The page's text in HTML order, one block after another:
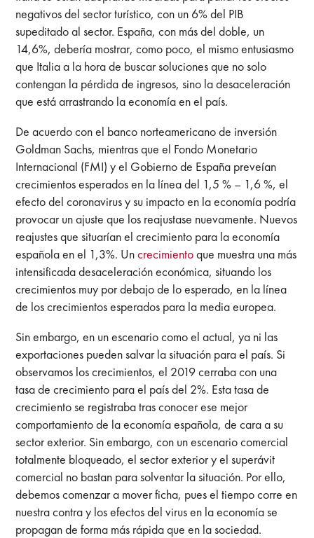
negativos del sector turístico, con un 6% del PIB
supeditado al sector. España, con más del doble, un
14,6%, debería mostrar, como poco, el mismo entusiasmo
que Italia a la hora de buscar soluciones que no solo
contengan la pérdida de ingresos, sino la desaceleración
que está arrastrando la economía en el país.
De acuerdo con el banco norteamericano de inversión
Goldman Sachs, mientras que el Fondo Monetario
Internacional (FMI) y el Gobierno de España preveían
crecimientos esperados en la línea del 1,5 % – 1,6 %, el
efecto del coronavirus y su impacto en la economía podría
provocar un ajuste que los reajustase nuevamente. Nuevos
reajustes que situarían el crecimiento para la economía
española en el 1,3%. Uncrecimientoque muestra una más
intensificada desaceleración económica, situando los
crecimientos muy por debajo de lo esperado, en la línea
de los crecimientos esperados para la media europea.
Sin embargo, en un escenario como el actual, ya ni las
exportaciones pueden salvar la situación para el país. Si
observamos los crecimientos, el 2019 cerraba con una
tasa de crecimiento para el país del 2%. Esta tasa de
crecimiento se registraba tras conocer ese mejor
comportamiento de la economía española, de cara a su
sector exterior. Sin embargo, con un escenario comercial
totalmente bloqueado, el sector exterior y el superávit
comercial no bastan para solventar la situación. Por ello,
debemos comenzar a mover ficha, pues el tiempo corre en
nuestra contra y los efectos del virus en la economía se
propagan de forma más rápida que en la sociedad.